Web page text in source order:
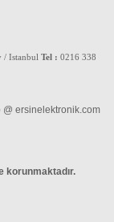
/ Istanbul Tel : 0216 338
korunmaktadır.